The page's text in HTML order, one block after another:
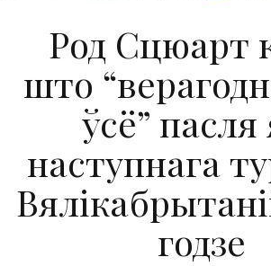
Род Сцюарт
што
ўсё” пасля
наступнага
годзе